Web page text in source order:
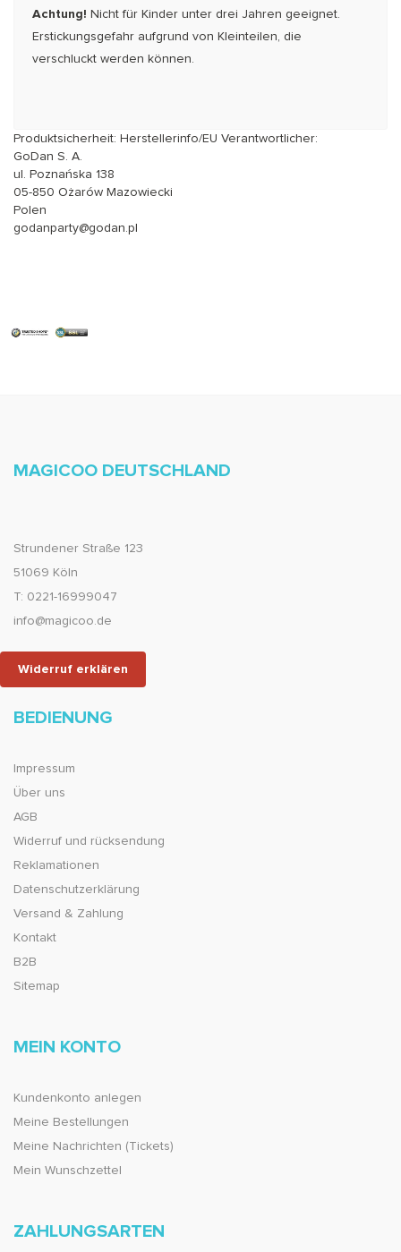
Achtung! Nicht für Kinder unter drei Jahren geeignet.
Erstickungsgefahr aufgrund von Kleinteilen, die
verschluckt werden können.
Produktsicherheit: Herstellerinfo/EU Verantwortlicher:
GoDan S. A.
ul. Poznańska 138
05-850 Ożarów Mazowiecki
Polen
godanparty@godan.pl
MAGICOO DEUTSCHLAND
Strundener Straße 123
51069 Köln
T: 0221-16999047
info@magicoo.de
Widerruf erklären
BEDIENUNG
Impressum
Über uns
AGB
Widerruf und rücksendung
Reklamationen
Datenschutzerklärung
Versand & Zahlung
Kontakt
B2B
Sitemap
MEIN KONTO
Kundenkonto anlegen
Meine Bestellungen
Meine Nachrichten (Tickets)
Mein Wunschzettel
ZAHLUNGSARTEN